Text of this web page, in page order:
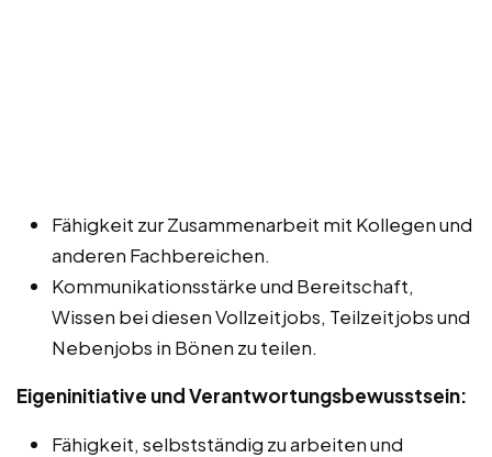
Fähigkeit zur Zusammenarbeit mit Kollegen und
anderen Fachbereichen.
Kommunikationsstärke und Bereitschaft,
Wissen bei diesen Vollzeitjobs, Teilzeitjobs und
Nebenjobs in Bönen zu teilen.
Eigeninitiative und Verantwortungsbewusstsein:
Fähigkeit, selbstständig zu arbeiten und